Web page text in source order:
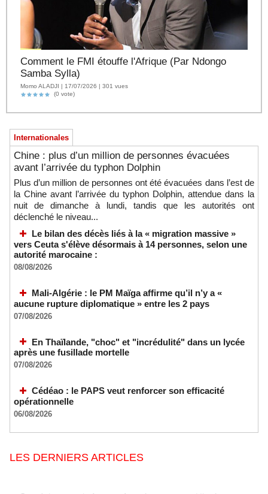
Comment le FMI étouffe l'Afrique (Par Ndongo
Samba Sylla)
Momo ALADJI | 17/07/2026 | 301 vues
(0 vote)
Internationales
Chine : plus d’un million de personnes évacuées
avant l’arrivée du typhon Dolphin
Plus d’un million de personnes ont été évacuées dans l’est de
la Chine avant l’arrivée du typhon Dolphin, attendue dans la
nuit de dimanche à lundi, tandis que les autorités ont
déclenché le niveau...
Le bilan des décès liés à la « migration massive »
vers Ceuta s'élève désormais à 14 personnes, selon une
autorité marocaine :
08/08/2026
Mali-Algérie : le PM Maïga affirme qu’il n’y a «
aucune rupture diplomatique » entre les 2 pays
07/08/2026
En Thaïlande, "choc" et "incrédulité" dans un lycée
après une fusillade mortelle
07/08/2026
Cédéao : le PAPS veut renforcer son efficacité
opérationnelle
06/08/2026
LES DERNIERS ARTICLES